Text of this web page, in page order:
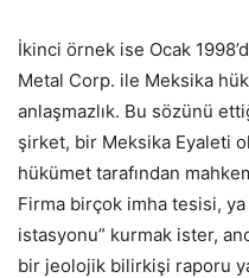
İkinci örnek ise Ocak
Metal Corp. ile Meksika
anlaşmazlık. Bu sözünü
şirket, bir Meksika Eyaleti
hükümet tarafından
Firma birçok imha tesisi, ya
istasyonu” kurmak ister,
bir jeolojik bilirkişi raporu